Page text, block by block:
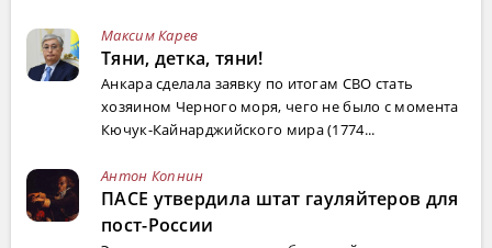
Максим Карев
Тяни, детка, тяни!
Анкара сделала заявку по итогам СВО стать
хозяином Черного моря, чего не было с момента
Кючук-Кайнарджийского мира (1774...
Антон Копнин
ПАСЕ утвердила штат гауляйтеров для
пост-России